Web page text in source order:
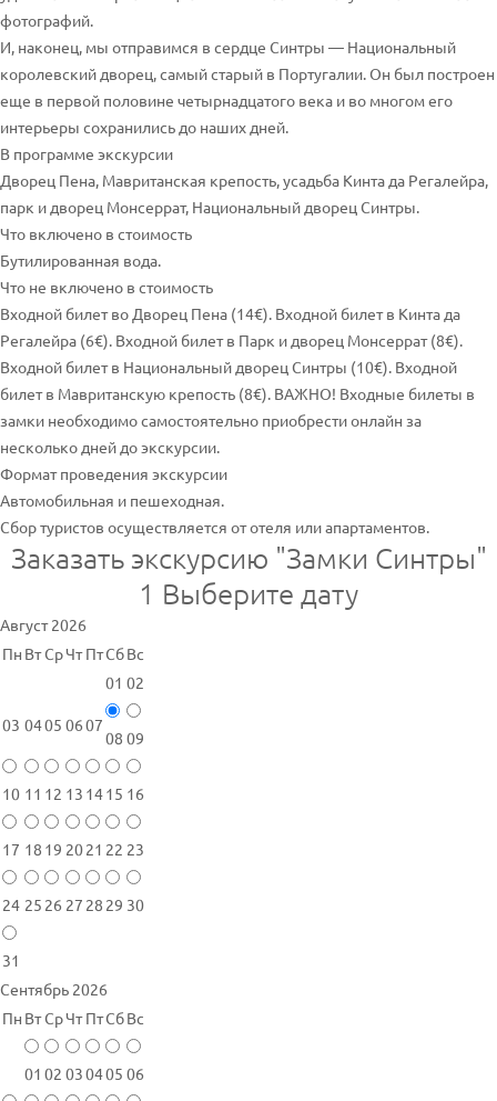
фотографий.
И, наконец, мы отправимся в сердце Синтры — Национальный
королевский дворец, самый старый в Португалии. Он был построен
еще в первой половине четырнадцатого века и во многом его
интерьеры сохранились до наших дней.
В программе экскурсии
Дворец Пена, Мавританская крепость, усадьба Кинта да Регалейра,
парк и дворец Монсеррат, Национальный дворец Синтры.
Что включено в стоимость
Бутилированная вода.
Что не включено в стоимость
Входной билет во Дворец Пена (14€). Входной билет в Кинта да
Регалейра (6€). Входной билет в Парк и дворец Монсеррат (8€).
Входной билет в Национальный дворец Синтры (10€). Входной
билет в Мавританскую крепость (8€). ВАЖНО! Входные билеты в
замки необходимо самостоятельно приобрести онлайн за
несколько дней до экскурсии.
Формат проведения экскурсии
Автомобильная и пешеходная.
Сбор туристов осуществляется от отеля или апартаментов.
Заказать экскурсию "Замки Синтры"
1 Выберите дату
Август 2026
Пн ВтСрЧт ПтСбВс
01 02
03 0405 0607
08 09
10 11 12 13 1415 16
17 18 19 2021 22 23
24 25 26 27 28 29 30
31
Сентябрь 2026
Пн ВтСрЧт ПтСбВс
01 02 030405 06